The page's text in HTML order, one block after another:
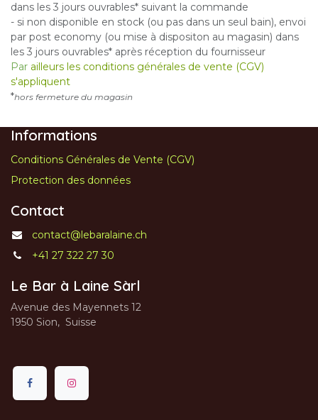
dans les 3 jours ouvrables* suivant la commande
- si non disponible en stock (ou pas dans un seul bain), envoi
par post economy (ou mise à dispositon au magasin) dans
les 3 jours ouvrables* après réception du fournisseur
Par ailleurs les conditions générales de vente (CGV)
s'appliquent
*hors fermeture du magasin
Informations
Conditions Générales de Vente (CGV)
Protection des données
Contact
contact@lebaralaine.ch
+41 27 322 27 30
Le Bar à Laine Sàrl
Avenue des Mayennets 12
1950 Sion, Suisse